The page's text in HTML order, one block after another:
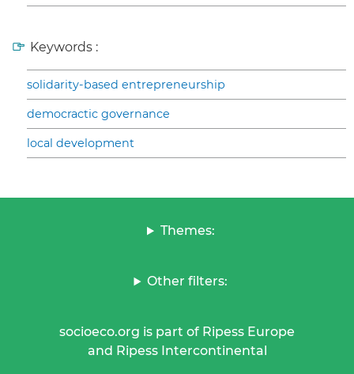
Keywords :
solidarity-based entrepreneurship
democractic governance
local development
Themes:
Other filters:
socioeco.org is part of Ripess Europe
and Ripess Intercontinental